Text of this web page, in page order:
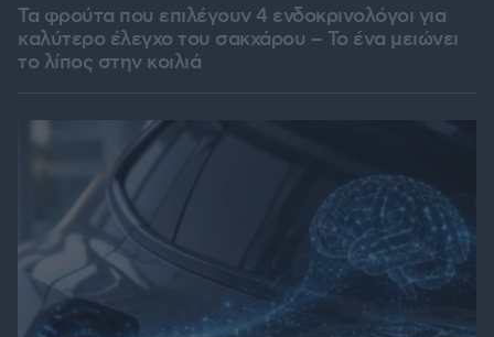
Τα φρούτα που επιλέγουν 4 ενδοκρινολόγοι για
καλύτερο έλεγχο του σακχάρου – Το ένα μειώνει
το λίπος στην κοιλιά